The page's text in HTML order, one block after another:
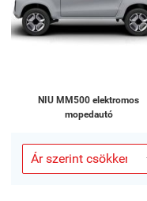
NIU MM500 elektromos
mopedautó